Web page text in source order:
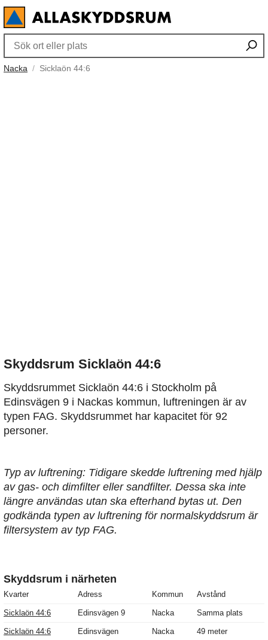
Nacka Sicklaön 44:6
Skyddsrum Sicklaön 44:6
Skyddsrummet Sicklaön 44:6 i Stockholm på
Edinsvägen 9 i Nackas kommun, luftreningen är av
typen FAG. Skyddsrummet har kapacitet för 92
personer.
Typ av luftrening: Tidigare skedde luftrening med hjälp
av gas- och dimfilter eller sandfilter. Dessa ska inte
längre användas utan ska efterhand bytas ut. Den
godkända typen av luftrening för normalskyddsrum är
filtersystem av typ FAG.
Skyddsrum i närheten
Kvarter Adress Kommun Avstånd
Sicklaön 44:6 Edinsvägen 9 Nacka Samma plats
Sicklaön 44:6 Edinsvägen Nacka 49 meter